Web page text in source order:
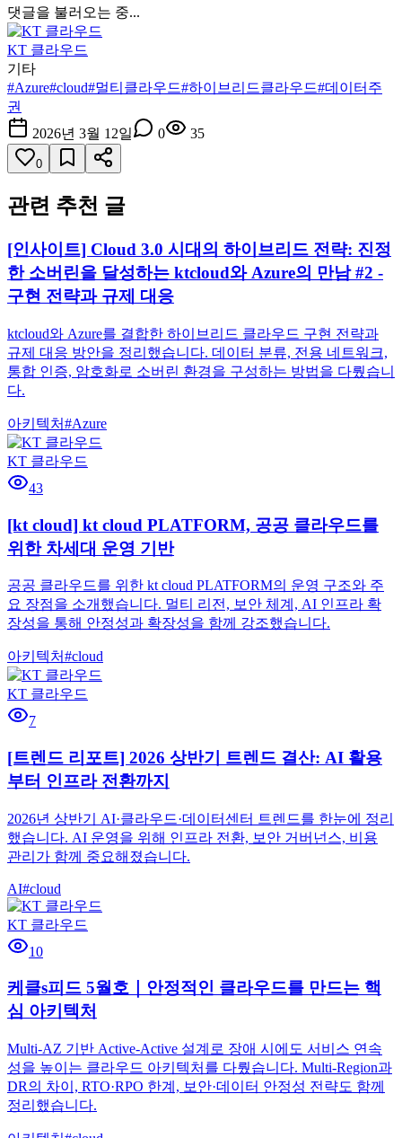
댓글을 불러오는 중...
KT 클라우드
기타
#Azure#cloud#멀티클라우드#하이브리드클라우드#데이터주
권
2026년 3월 12일
0 35
0
관련 추천 글
[인사이트] Cloud 3.0 시대의 하이브리드 전략: 진정
한 소버린을 달성하는 ktcloud와 Azure의 만남 #2 -
구현 전략과 규제 대응
ktcloud와 Azure를 결합한 하이브리드 클라우드 구현 전략과
규제 대응 방안을 정리했습니다. 데이터 분류, 전용 네트워크,
통합 인증, 암호화로 소버린 환경을 구성하는 방법을 다뤘습니
다.
아키텍처#Azure
KT 클라우드
43
[kt cloud] kt cloud PLATFORM, 공공 클라우드를
위한 차세대 운영 기반
공공 클라우드를 위한 kt cloud PLATFORM의 운영 구조와 주
요 장점을 소개했습니다. 멀티 리전, 보안 체계, AI 인프라 확
장성을 통해 안정성과 확장성을 함께 강조했습니다.
아키텍처#cloud
KT 클라우드
7
[트렌드 리포트] 2026 상반기 트렌드 결산: AI 활용
부터 인프라 전환까지
2026년 상반기 AI·클라우드·데이터센터 트렌드를 한눈에 정리
했습니다. AI 운영을 위해 인프라 전환, 보안 거버넌스, 비용
관리가 함께 중요해졌습니다.
AI#cloud
KT 클라우드
10
케클s피드 5월호｜안정적인 클라우드를 만드는 핵
심 아키텍처
Multi-AZ 기반 Active-Active 설계로 장애 시에도 서비스 연속
성을 높이는 클라우드 아키텍처를 다뤘습니다. Multi-Region과
DR의 차이, RTO·RPO 한계, 보안·데이터 안정성 전략도 함께
정리했습니다.